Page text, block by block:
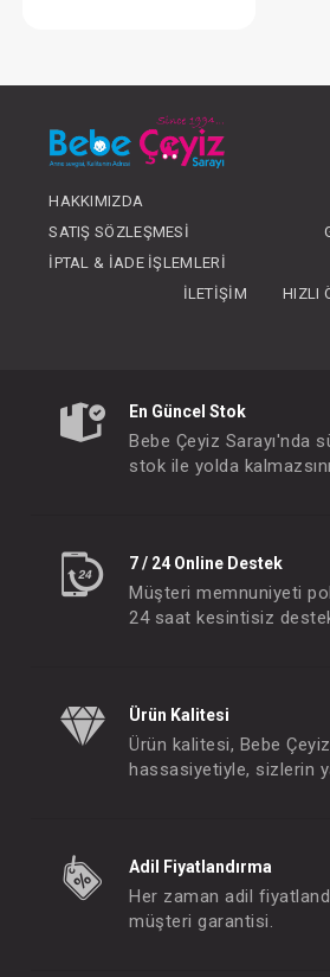
OLUNUZ
HAKKIMIZDA
SATIŞ SÖZLEŞMESI
İPTAL & İADE İŞLEMLERI
İLETIŞIM
HIZLI
En Güncel Stok
Bebe Çeyiz Sarayı'nda
stok ile yolda
7 / 24 Online Destek
Müşteri memnuniyeti
24 saat kesintisiz
Ürün Kalitesi
Ürün kalitesi, Bebe Çeyiz
hassasiyetiyle, sizlerin
Adil Fiyatlandırma
Her zaman adil
müşteri garantisi.